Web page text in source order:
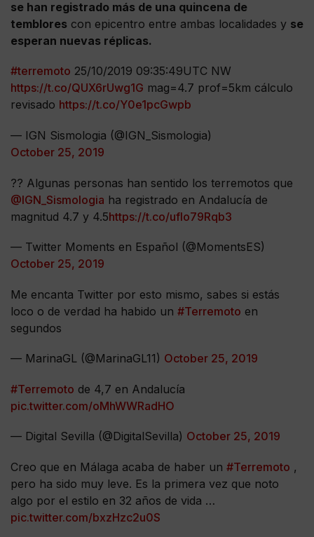
se han registrado más de una quincena de
temblores con epicentro entre ambas localidades y se
esperan nuevas réplicas.
#terremoto 25/10/2019 09:35:49UTC NW
https://t.co/QUX6rUwg1G mag=4.7 prof=5km cálculo
revisado https://t.co/Y0e1pcGwpb
— IGN Sismologia (@IGN_Sismologia)
October 25, 2019
?? Algunas personas han sentido los terremotos que
@IGN_Sismologia ha registrado en Andalucía de
magnitud 4.7 y 4.5https://t.co/ufIo79Rqb3
— Twitter Moments en Español (@MomentsES)
October 25, 2019
Me encanta Twitter por esto mismo, sabes si estás
loco o de verdad ha habido un #Terremoto en
segundos
— MarinaGL (@MarinaGL11) October 25, 2019
#Terremoto de 4,7 en Andalucía
pic.twitter.com/oMhWWRadHO
— Digital Sevilla (@DigitalSevilla) October 25, 2019
Creo que en Málaga acaba de haber un #Terremoto ,
pero ha sido muy leve. Es la primera vez que noto
algo por el estilo en 32 años de vida …
pic.twitter.com/bxzHzc2u0S